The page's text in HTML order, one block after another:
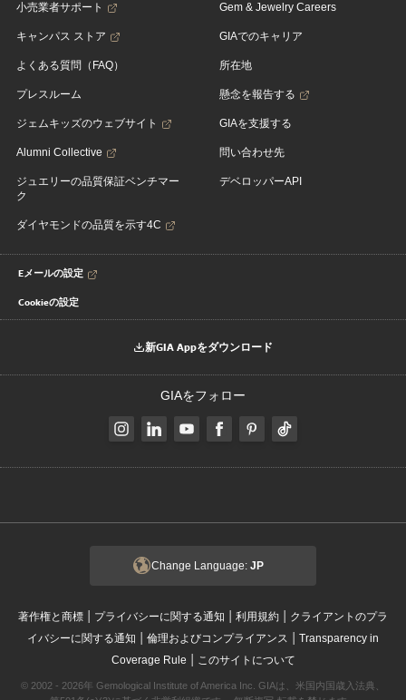
小売業者サポート
キャンパス ストア
よくある質問（FAQ）
プレスルーム
ジェムキッズのウェブサイト
Alumni Collective
ジュエリーの品質保証ベンチマー
ク
ダイヤモンドの品質を示す4C
Gem & Jewelry Careers
GIAでのキャリア
所在地
懸念を報告する
GIAを支援する
問い合わせ先
デベロッパーAPI
Eメールの設定
Cookieの設定
新GIA Appをダウンロード
GIAをフォロー
Change Language: JP
著作権と商標 | プライバシーに関する通知 | 利用規約 | クライアントのプラ
イバシーに関する通知 | 倫理およびコンプライアンス | Transparency in
Coverage Rule | このサイトについて
© 2002 - 2026年 Gemological Institute of America Inc. GIAは、米国内国歳入法典、